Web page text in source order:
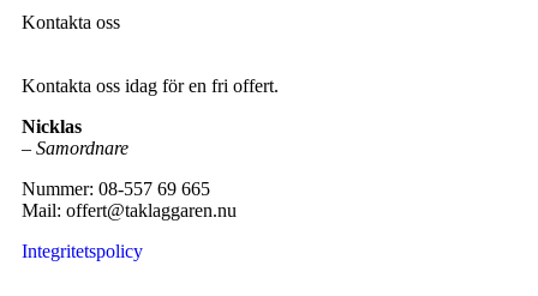
Kontakta oss
Kontakta oss idag för en fri offert.
Nicklas
– Samordnare
Nummer: 08-557 69 665
Mail: offert@taklaggaren.nu
Integritetspolicy